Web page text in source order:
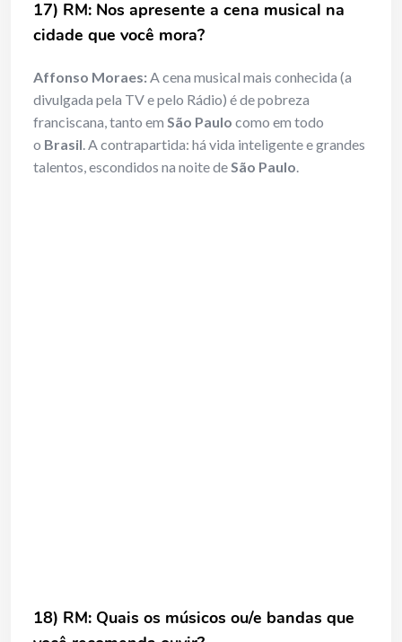
17) RM: Nos apresente a cena musical na
cidade que você mora?
Affonso Moraes:A cena musical mais conhecida (a
divulgada pela TV e pelo Rádio) é de pobreza
franciscana, tanto em São Paulo como em todo
o Brasil. A contrapartida: há vida inteligente e grandes
talentos, escondidos na noite deSão Paulo.
18) RM: Quais os músicos ou/e bandas que